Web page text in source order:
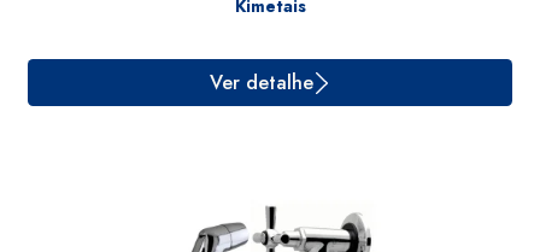
Kimetais